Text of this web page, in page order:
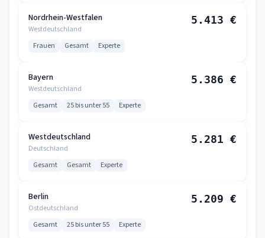
Nordrhein-Westfalen
Westdeutschland
5.413 €
Frauen Gesamt Experte
Bayern
Westdeutschland
5.386 €
Gesamt 25 bis unter 55 Experte
Westdeutschland
Deutschland
5.281 €
Gesamt Gesamt Experte
Berlin
Ostdeutschland
5.209 €
Gesamt 25 bis unter 55 Experte